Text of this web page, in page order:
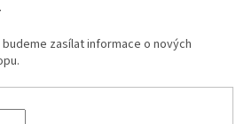
zasílat informace o nových